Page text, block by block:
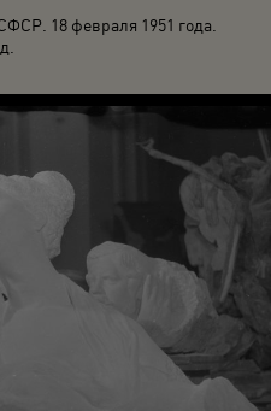
18 февраля 1951 года.